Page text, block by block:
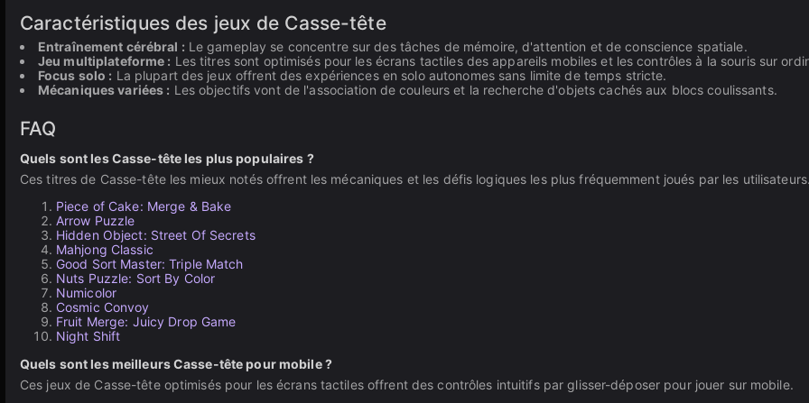
Caractéristiques des jeux de Casse-tête
Entraînement cérébral : Le gameplay se concentre sur des tâches de mémoire, d'attention et de conscience spatiale.
Jeu multiplateforme : Les titres sont optimisés pour les écrans tactiles des appareils mobiles et les contrôles à la souris sur
Focus solo : La plupart des jeux offrent des expériences en solo autonomes sans limite de temps stricte.
Mécaniques variées : Les objectifs vont de l'association de couleurs et la recherche d'objets cachés aux blocs coulissants.
FAQ
Quels sont les Casse-tête les plus populaires ?
Ces titres de Casse-tête les mieux notés offrent les mécaniques et les défis logiques les plus fréquemment joués par les
Piece of Cake: Merge & Bake
Arrow Puzzle
Hidden Object: Street Of Secrets
Mahjong Classic
Good Sort Master: Triple Match
Nuts Puzzle: Sort By Color
Numicolor
Cosmic Convoy
Fruit Merge: Juicy Drop Game
Night Shift
Quels sont les meilleurs Casse-tête pour mobile ?
Ces jeux de Casse-tête optimisés pour les écrans tactiles offrent des contrôles intuitifs par glisser-déposer pour jouer sur mobile.